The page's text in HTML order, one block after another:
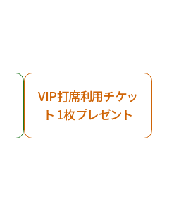
VIP打席利用チケッ
ト 1枚プレゼント